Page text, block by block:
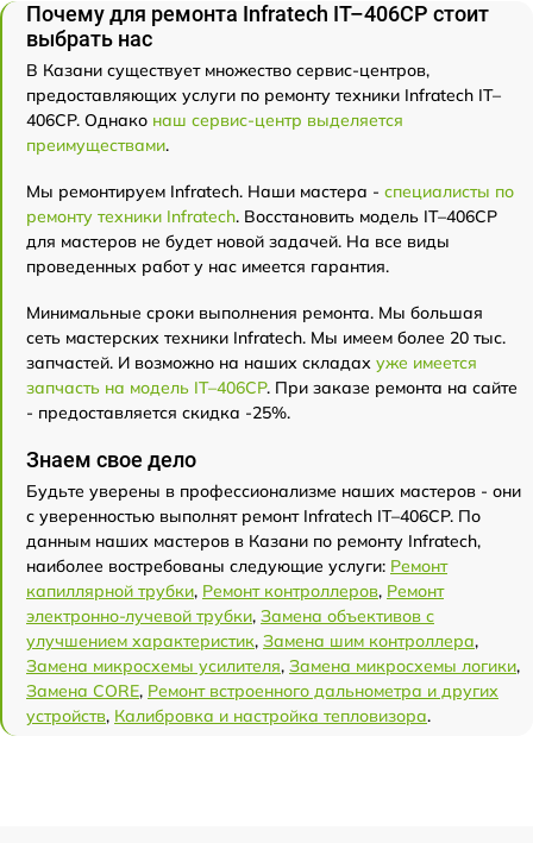
Почему для ремонта Infratech IT–406СP стоит
выбрать нас
В Казани существует множество сервис-центров,
предоставляющих услуги по ремонту техники Infratech IT–
406СP. Однако наш сервис-центр выделяется
преимуществами.
Мы ремонтируем Infratech. Наши мастера - специалисты по
ремонту техники Infratech. Восстановить модель IT–406СP
для мастеров не будет новой задачей. На все виды
проведенных работ у нас имеется гарантия.
Минимальные сроки выполнения ремонта. Мы большая
сеть мастерских техники Infratech. Мы имеем более 20 тыс.
запчастей. И возможно на наших складах уже имеется
запчасть на модель IT–406СP. При заказе ремонта на сайте
- предоставляется скидка -25%.
Знаем свое дело
Будьте уверены в профессионализме наших мастеров - они
с уверенностью выполнят ремонт Infratech IT–406СP. По
данным наших мастеров в Казани по ремонту Infratech,
наиболее востребованы следующие услуги: Ремонт
капиллярной трубки, Ремонт контроллеров, Ремонт
электронно-лучевой трубки, Замена объективов с
улучшением характеристик, Замена шим контроллера,
Замена микросхемы усилителя, Замена микросхемы логики,
Замена CORE, Ремонт встроенного дальнометра и других
устройств, Калибровка и настройка тепловизора.